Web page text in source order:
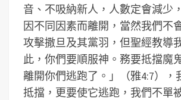
音、不吸納新人，人數定會減少
因不同因素而離開，當然我們不
攻擊撒旦及其黨羽，但聖經教導
此，你們要順服神。務要抵擋魔
離開你們逃跑了。」（雅4:7），
抵擋，更要使它逃跑，我們不單